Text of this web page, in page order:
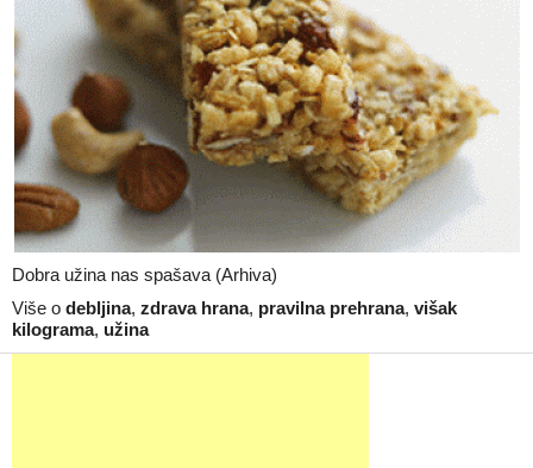
Dobra užina nas spašava (Arhiva)
Više o debljina, zdrava hrana, pravilna prehrana, višak
kilograma, užina